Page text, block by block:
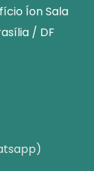
Íon Sala
/ DF